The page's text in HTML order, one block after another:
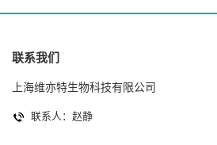
联系我们
上海维亦特生物科技有限公司
联系人：赵静